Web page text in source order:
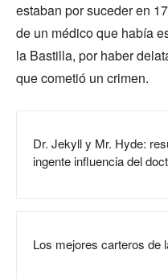
estaban por suceder en
de un médico que había
la Bastilla, por haber
que cometió un crimen.
Dr. Jekyll y Mr. Hyde:
ingente influencia del
Los mejores carteros de